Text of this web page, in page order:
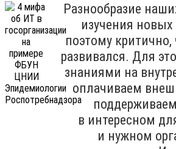
Разнообразие
изучения новых
поэтому
развивался. Для
знаниями на
оплачиваем
в интересном
и нужном